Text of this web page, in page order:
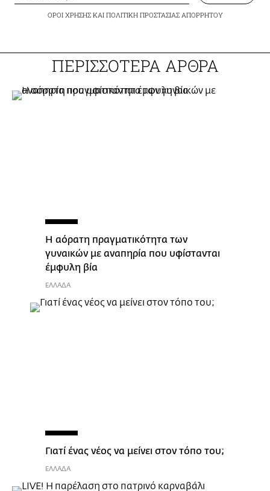
ΟΡΟΙ ΧΡΗΣΗΣΚΑΙ ΠΟΛΙΤΙΚΗ ΠΡΟΣΤΑΣΙΑΣ ΑΠΟΡΡΗΤΟΥ
ΠΕΡΙΣΣΟΤΕΡΑ ΑΡΘΡΑ
Η αόρατη πραγματικότητα των
γυναικών με αναπηρία που υφίστανται
έμφυλη βία
ΕΛΛΑΔΑ
Γιατί ένας νέος να μείνει στον τόπο του;
ΕΛΛΑΔΑ